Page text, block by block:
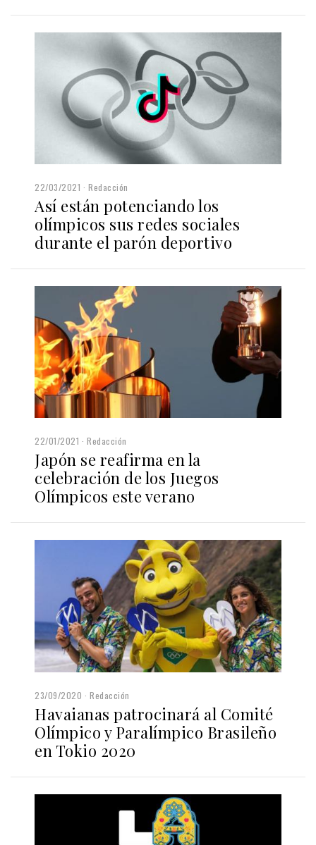
22/03/2021 Redacción
Así están potenciando los
olímpicos sus redes sociales
durante el parón deportivo
22/01/2021 Redacción
Japón se reafirma en la
celebración de los Juegos
Olímpicos este verano
23/09/2020 Redacción
Havaianas patrocinará al Comité
Olímpico y Paralímpico Brasileño
en Tokio 2020